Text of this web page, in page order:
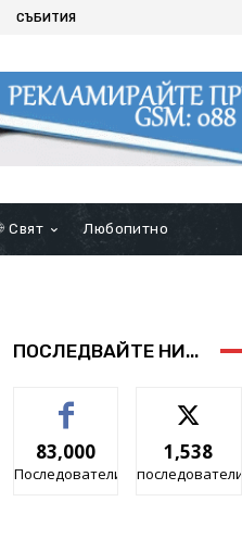
СЪБИТИЯ
Свят Любопитно
ПОСЛЕДВАЙТЕ НИ...
83,000
Последователи
1,538
последователи